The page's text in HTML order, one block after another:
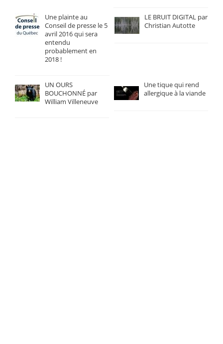
Une plainte au
Conseil de presse le 5
avril 2016 qui sera
entendu
probablement en
2018 !
LE BRUIT DIGITAL par
Christian Autotte
UN OURS
BOUCHONNÉ par
William Villeneuve
Une tique qui rend
allergique à la viande